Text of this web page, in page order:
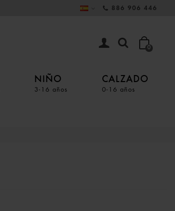
886 906 446
0
NIÑO
3-16 años
CALZADO
0-16 años